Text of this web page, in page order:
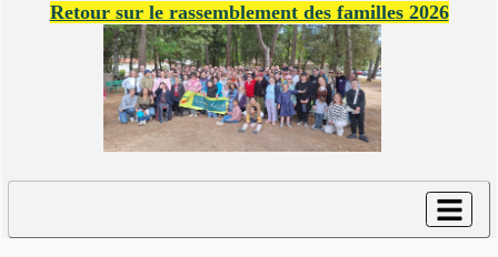
Retour sur le rassemblement des familles 2026